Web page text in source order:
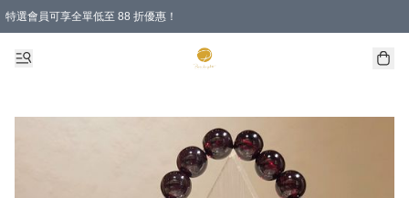
特選會員可享全單低至 88 折優惠！